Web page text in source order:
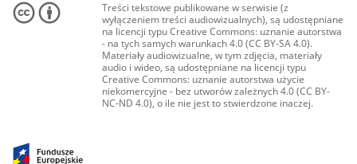
Treści tekstowe publikowane w serwisie (z
wyłączeniem treści audiowizualnych), są udostępniane
na licencji typu Creative Commons: uznanie autorstwa
- na tych samych warunkach 4.0 (CC BY-SA 4.0).
Materiały audiowizualne, w tym zdjęcia, materiały
audio i wideo, są udostępniane na licencji typu
Creative Commons: uznanie autorstwa użycie
niekomercyjne - bez utworów zależnych 4.0 (CC BY-
NC-ND 4.0), o ile nie jest to stwierdzone inaczej.